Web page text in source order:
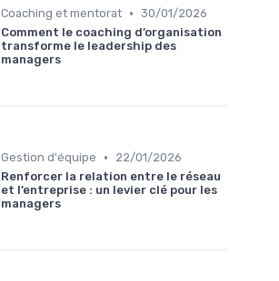
Coaching et mentorat • 30/01/2026
Comment le coaching d’organisation
transforme le leadership des
managers
Gestion d'équipe •
22/01/2026
Renforcer la relation entre le réseau
et l’entreprise : un levier clé pour les
managers